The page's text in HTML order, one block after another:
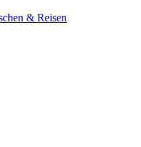
& Reisen